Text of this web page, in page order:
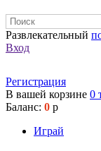
Развлекательный
Вход
Регистрация
В вашей корзине 0
Баланс: 0 р
Играй